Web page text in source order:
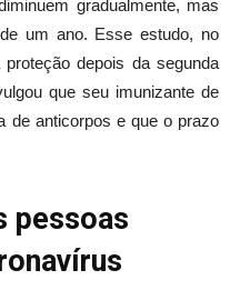
gradualmente, mas
um ano. Esse estudo, no
depois da segunda
que seu imunizante de
de anticorpos e que o prazo
pessoas